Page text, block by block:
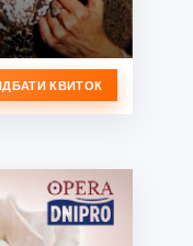
КВИТОК